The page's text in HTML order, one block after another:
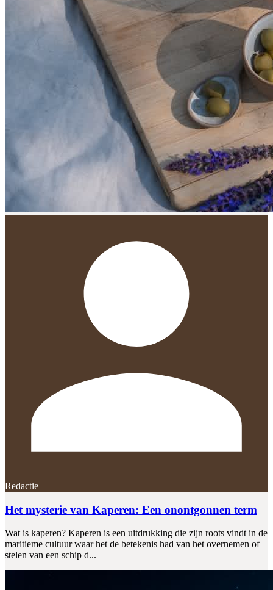
Redactie
Het mysterie van Kaperen: Een onontgonnen term
Wat is kaperen? Kaperen is een uitdrukking die zijn roots vindt in de
maritieme cultuur waar het de betekenis had van het overnemen of
stelen van een schip d...